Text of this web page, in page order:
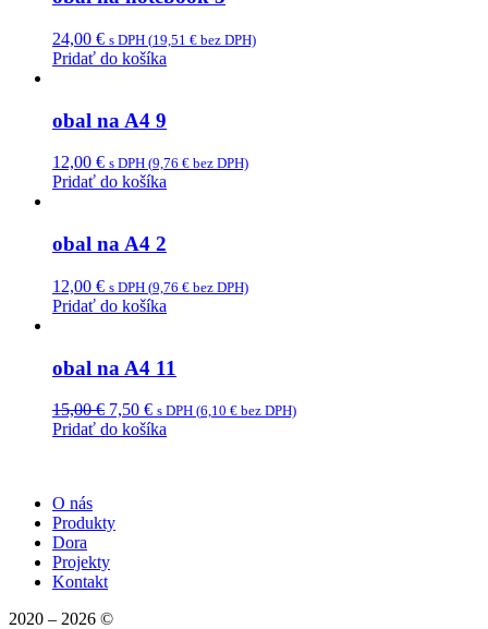
24,00 € s DPH (19,51 € bez DPH)
Pridať do košíka
obal na A4 9
12,00 € s DPH (9,76 € bez DPH)
Pridať do košíka
obal na A4 2
12,00 € s DPH (9,76 € bez DPH)
Pridať do košíka
obal na A4 11
15,00€ Original
price
7,50 €Current
price
s DPH (6,10 € bez DPH)
Pridať do košíka
O nás
Produkty
Dora
Projekty
Kontakt
2020 – 2026 ©